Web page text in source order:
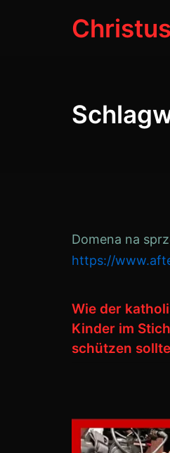
Christus
Domena na
https://
Wie der
Kinder im
schützen sollte